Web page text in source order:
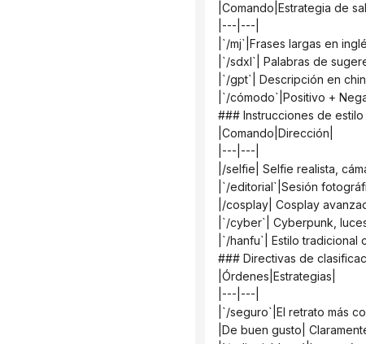
|Comando|Estrategia de
|---|---|
|`/mj`|Frases largas en
|`/sdxl`| Palabras de
|`/gpt`| Descripción en
|`/cómodo`|Positivo +
### Instrucciones de estilo
|Comando|Dirección|
|---|---|
|/selfie| Selfie realista,
|`/editorial`|Sesión
|/cosplay| Cosplay
|`/cyber`| Cyberpunk,
|`/hanfu`| Estilo
### Directivas de
|Órdenes|Estrategias|
|---|---|
|`/seguro`|El retrato más
|De buen gusto|